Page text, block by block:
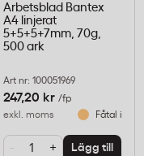
Arbetsblad Bantex
A4 linjerat
5+5+5+7mm, 70g,
500 ark
Art nr: 100051969
247,20 kr /fp
exkl. moms
Fåtal i lager
- + Lägg till